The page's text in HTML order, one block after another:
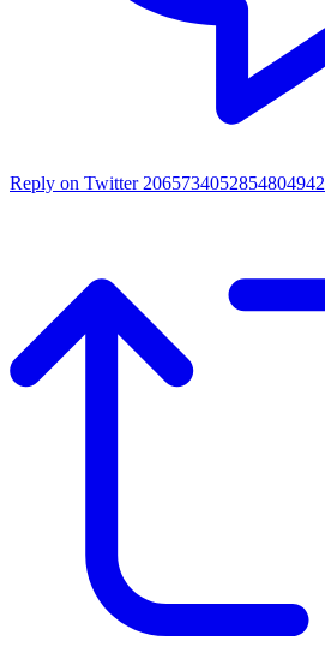
Reply on Twitter 2065734052854804942